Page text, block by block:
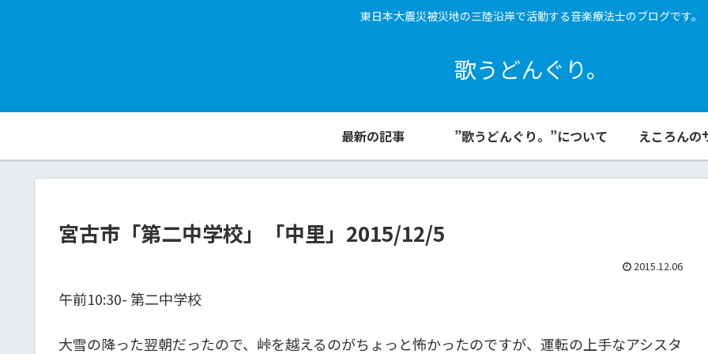
東日本大震災被災地の三陸沿岸で活動する音楽療法士のブログです。
歌うどんぐり。
最新の記事 ”歌うどんぐり。”について えころんの
宮古市「第二中学校」「中里」2015/12/5
2015.12.06
午前10:30- 第二中学校
大雪の降った翌朝だったので、峠を越えるのがちょっと怖かったのですが、運転の上手なアシスタ